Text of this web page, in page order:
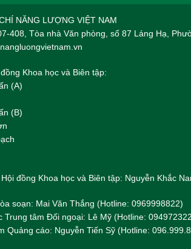
NĂNG LƯỢNG VIỆT NAM
408, Tòa nhà Văn phòng, số 87 Láng Hạ,
Khoa học và Biên tập:
(A)
(B)
đồng Khoa học và Biên tập: Nguyễn Khắc
soạn: Mai Văn Thắng (Hotline: 0969998822)
Trung tâm Đối ngoại: Lê Mỹ (Hotline:
Quảng cáo: Nguyễn Tiến Sỹ (Hotline: